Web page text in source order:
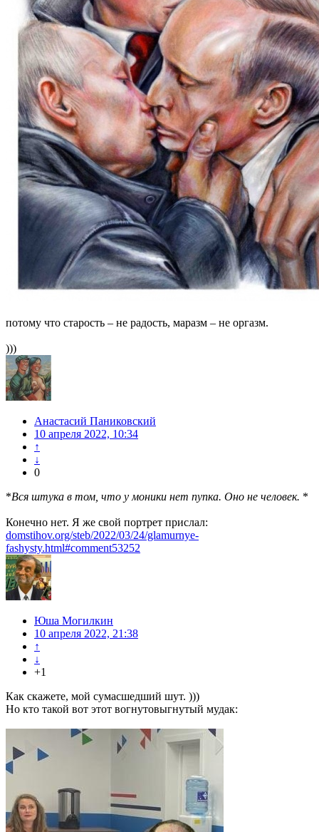
потому что старость – не радость, маразм – не оргазм.
)))
Анастасий Паниковский
10 апреля 2022, 10:34
↑
↓
0
*Вся штука в том, что у моники нет пупка. Оно не человек. *
Конечно нет. Я же свой портрет прислал:
domstihov.org/steb/2022/03/24/glamurnye-
fashysty.html#comment53252
Юша Могилкин
10 апреля 2022, 21:38
↑
↓
+1
Как скажете, мой сумасшедший шут. )))
Но кто такой вот этот вогнутовыгнутый мудак: